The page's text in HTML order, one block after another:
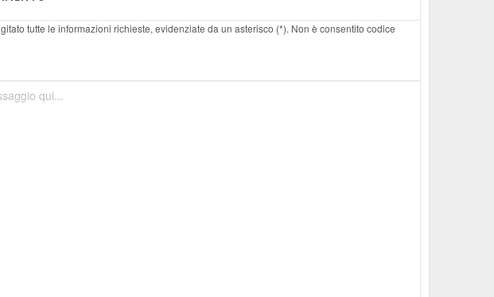
tutte le informazioni richieste, evidenziate da un asterisco (*). Non è consentito codice